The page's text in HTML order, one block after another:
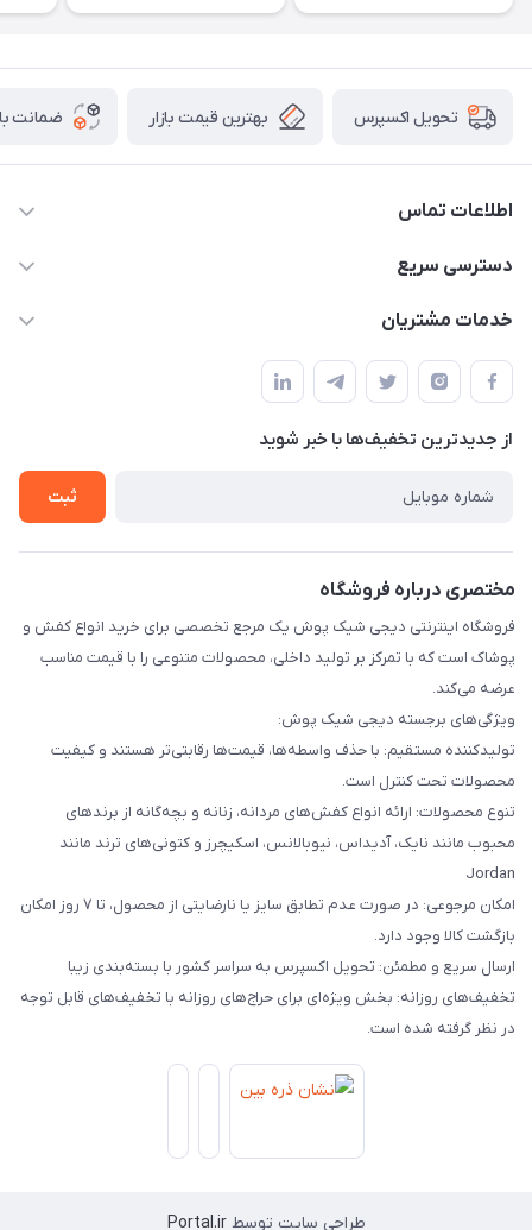
تحویل اکسپرس بهترین قیمت بازار ضمانت
اطلاعات تماس
02156862270
دسترسی سریع
حساب کاربری
لیست محصولات
درباره ما
خدمات مشتریان
قوانین و مقررات
حریم خصوصی
راهنما
از جدید‌ترین تخفیف‌ها با‌ خبر شوید
ثبت
مختصری درباره فروشگاه
فروشگاه اینترنتی دیجی شیک پوش یک مرجع تخصصی برای خرید انواع کفش و
پوشاک است که با تمرکز بر تولید داخلی، محصولات متنوعی را با قیمت مناسب
عرضه می‌کند.
ویژگی‌های برجسته دیجی شیک پوش:
تولیدکننده مستقیم: با حذف واسطه‌ها، قیمت‌ها رقابتی‌تر هستند و کیفیت
محصولات تحت کنترل است.
تنوع محصولات: ارائه انواع کفش‌های مردانه، زنانه و بچه‌گانه از برندهای
محبوب مانند نایک، آدیداس، نیوبالانس، اسکیچرز و کتونی‌های ترند مانند
Jordan
امکان مرجوعی: در صورت عدم تطابق سایز یا نارضایتی از محصول، تا ۷ روز امکان
بازگشت کالا وجود دارد.
ارسال سریع و مطمئن: تحویل اکسپرس به سراسر کشور با بسته‌بندی زیبا
تخفیف‌های روزانه: بخش ویژه‌ای برای حراج‌های روزانه با تخفیف‌های قابل توجه
در نظر گرفته شده است.
طراحی سایت توسطPortal.ir